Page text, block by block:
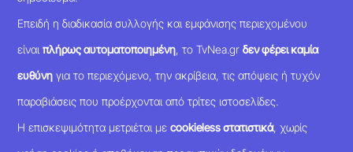
Επειδή η διαδικασία συλλογής και εμφάνισης περιεχομένου
είναιπλήρως αυτοματοποιημένη , το TvNea.grδεν φέρει καμία
ευθύνη για το περιεχόμενο, την ακρίβεια, τις απόψεις ή τυχόν
παραβιάσεις που προέρχονται από τρίτες ιστοσελίδες.
Η επισκεψιμότητα μετριέται μεcookieless στατιστικά, χωρίς